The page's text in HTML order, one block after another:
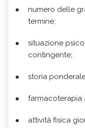
numero delle
termine;
situazione
contingente;
storia
farmacoterapia
attività fisica